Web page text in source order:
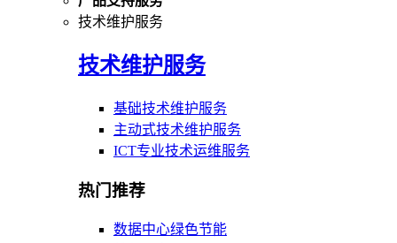
技术维护服务
技术维护服务
基础技术维护服务
主动式技术维护服务
ICT专业技术运维服务
热门推荐
数据中心绿色节能